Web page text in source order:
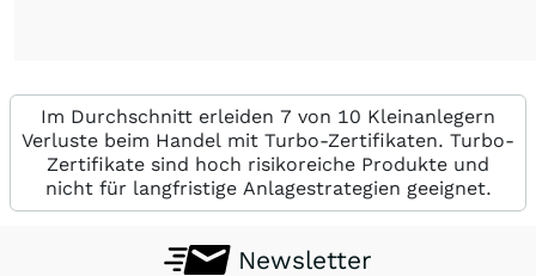
Im Durchschnitt erleiden 7 von 10 Kleinanlegern
Verluste beim Handel mit Turbo-Zertifikaten. Turbo-
Zertifikate sind hoch risikoreiche Produkte und
nicht für langfristige Anlagestrategien geeignet.
Newsletter